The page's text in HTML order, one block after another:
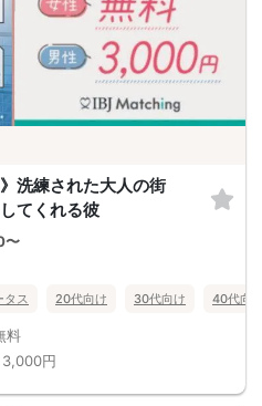
洗練された大人の街
てくれる彼
〜
タス 20代向け 30代向け 40代向
料
3,000円